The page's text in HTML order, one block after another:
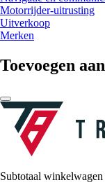
Motorrijder-uitrusting
Uitverkoop
Merken
Toevoegen
Subtotaal winkelwagen